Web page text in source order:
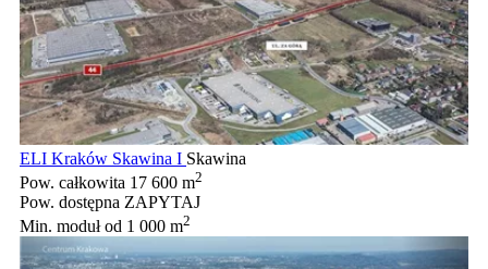
ELI Kraków Skawina I Skawina
Pow. całkowita 17 600 m2
Pow. dostępna ZAPYTAJ
Min. modułod 1 000 m2